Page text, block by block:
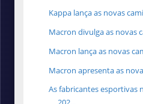
Kappa lança as novas
Macron divulga as novas
Macron lança as novas
Macron apresenta as
As fabricantes esportivas